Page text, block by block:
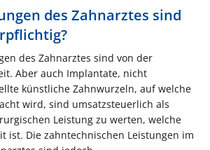
des Zahnarztes sind
des Zahnarztes sind von der
Aber auch Implantate, nicht
künstliche Zahnwurzeln, auf welche
wird, sind umsatzsteuerlich als
Leistung zu werten, welche
ist. Die zahntechnischen Leistungen im